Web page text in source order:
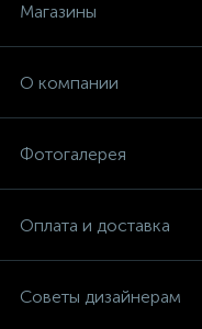
Магазины
О компании
Фотогалерея
Оплата и доставка
Советы дизайнерам